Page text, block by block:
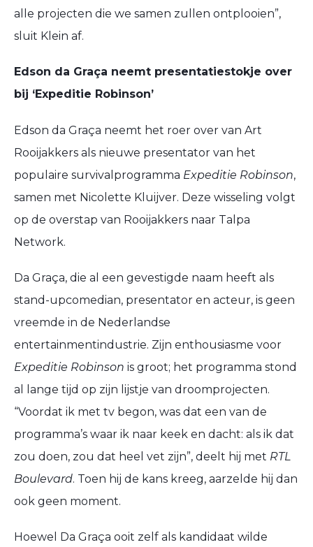
alle projecten die we samen zullen ontplooien”,
sluit Klein af.
Edson da Graça neemt presentatiestokje over
bij ‘Expeditie Robinson’
Edson da Graça neemt het roer over van Art
Rooijakkers als nieuwe presentator van het
populaire survivalprogramma Expeditie Robinson,
samen met Nicolette Kluijver. Deze wisseling volgt
op de overstap van Rooijakkers naar Talpa
Network.
Da Graça, die al een gevestigde naam heeft als
stand-upcomedian, presentator en acteur, is geen
vreemde in de Nederlandse
entertainmentindustrie. Zijn enthousiasme voor
Expeditie Robinson is groot; het programma stond
al lange tijd op zijn lijstje van droomprojecten.
“Voordat ik met tv begon, was dat een van de
programma’s waar ik naar keek en dacht: als ik dat
zou doen, zou dat heel vet zijn”, deelt hij met RTL
Boulevard. Toen hij de kans kreeg, aarzelde hij dan
ook geen moment.
Hoewel Da Graça ooit zelf als kandidaat wilde